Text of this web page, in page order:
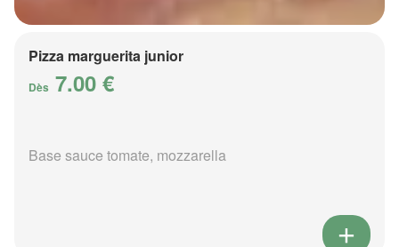
Pizza marguerita junior
Dès 7.00 €
Base sauce tomate, mozzarella